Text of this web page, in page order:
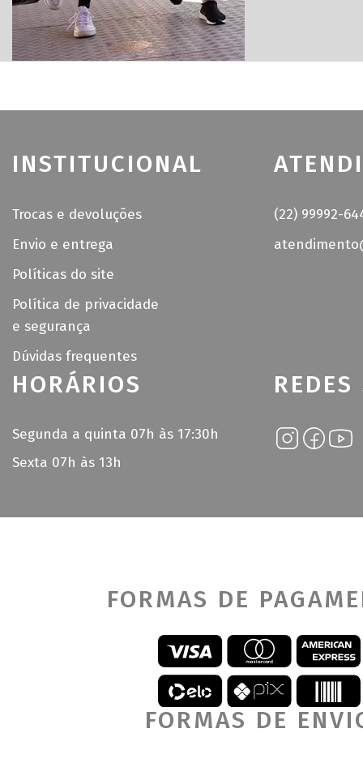
INSTITUCIONAL
Trocas e devoluções
Envio e entrega
Políticas do site
Política de privacidade
e segurança
Dúvidas frequentes
(22) 99992-
HORÁRIOS
Segunda a quinta 07h às 17:30h
Sexta 07h às 13h
FORMAS DE
FORMAS DE